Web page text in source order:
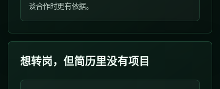
谈合作时更有依据。
想转岗，但简历里没有项目